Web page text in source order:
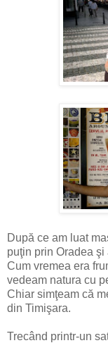
După ce am luat
puţin prin Oradea
Cum vremea era
vedeam natura cu
Chiar simţeam că
din Timişara.
Trecând printr-un